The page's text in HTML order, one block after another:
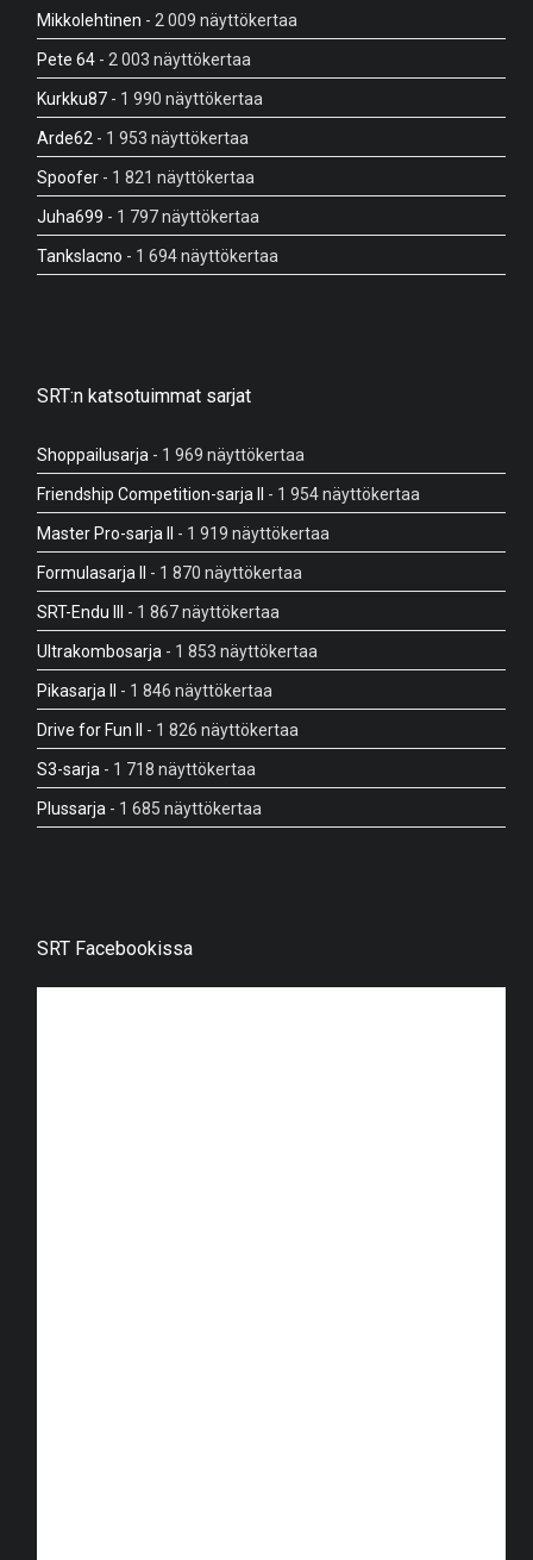
Mikkolehtinen - 2 009 näyttökertaa
Pete 64- 2 003 näyttökertaa
Kurkku87- 1 990 näyttökertaa
Arde62 - 1 953 näyttökertaa
Spoofer- 1 821 näyttökertaa
Juha699 - 1 797 näyttökertaa
Tankslacno - 1 694 näyttökertaa
SRT:n katsotuimmat sarjat
Shoppailusarja - 1 969 näyttökertaa
Friendship Competition-sarja II - 1 954 näyttökertaa
Master Pro-sarja II - 1 919 näyttökertaa
Formulasarja II - 1 870 näyttökertaa
SRT-Endu III - 1 867 näyttökertaa
Ultrakombosarja - 1 853 näyttökertaa
Pikasarja II - 1 846 näyttökertaa
Drive for Fun II - 1 826 näyttökertaa
S3-sarja - 1 718 näyttökertaa
Plussarja - 1 685 näyttökertaa
SRT Facebookissa